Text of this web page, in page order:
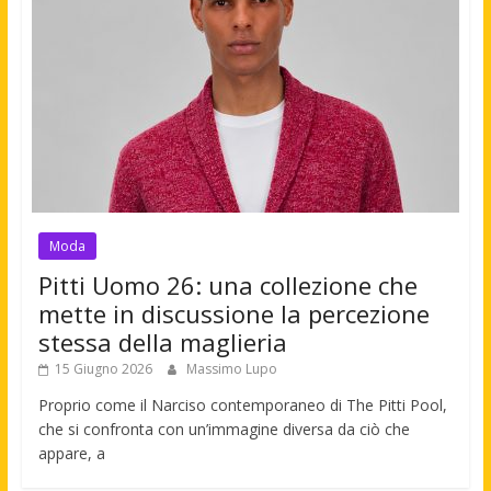
Moda
Pitti Uomo 26: una collezione che
mette in discussione la percezione
stessa della maglieria
15 Giugno 2026 Massimo Lupo
Proprio come il Narciso contemporaneo di The Pitti Pool,
che si confronta con un’immagine diversa da ciò che
appare, a